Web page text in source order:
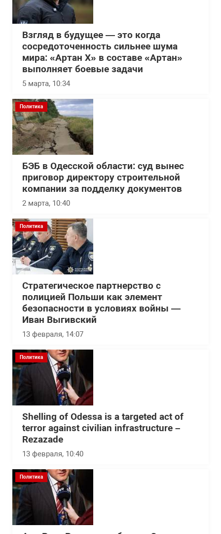
Взгляд в будущее — это когда
сосредоточенность сильнее шума
мира: «Артан Х» в составе «Артан»
выполняет боевые задачи
5 марта, 10:34
Политика
БЭБ в Одесской области: суд вынес
приговор директору строительной
компании за подделку документов
2 марта, 10:40
Политика
Стратегическое партнерство с
полицией Польши как элемент
безопасности в условиях войны —
Иван Выгивский
13 февраля, 14:07
Политика
Shelling of Odessa is a targeted act of
terror against civilian infrastructure –
Rezazade
13 февраля, 10:40
Политика